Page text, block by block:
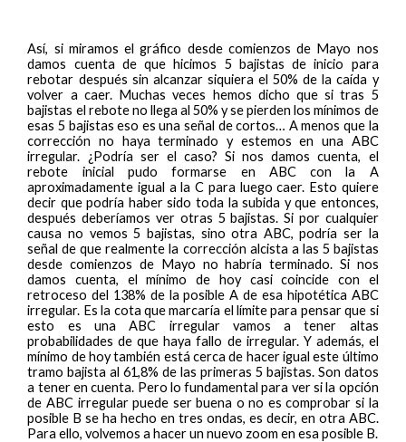
Así, si miramos el gráfico desde comienzos de Mayo nos
damos cuenta de que hicimos 5 bajistas de inicio para
rebotar después sin alcanzar siquiera el 50% de la caída y
volver a caer. Muchas veces hemos dicho que si tras 5
bajistas el rebote no llega al 50% y se pierden los mínimos de
esas 5 bajistas eso es una señal de cortos… A menos que la
corrección no haya terminado y estemos en una ABC
irregular. ¿Podría ser el caso? Si nos damos cuenta, el
rebote inicial pudo formarse en ABC con la A
aproximadamente igual a la C para luego caer. Esto quiere
decir que podría haber sido toda la subida y que entonces,
después deberíamos ver otras 5 bajistas. Si por cualquier
causa no vemos 5 bajistas, sino otra ABC, podría ser la
señal de que realmente la corrección alcista a las 5 bajistas
desde comienzos de Mayo no habría terminado. Si nos
damos cuenta, el mínimo de hoy casi coincide con el
retroceso del 138% de la posible A de esa hipotética ABC
irregular. Es la cota que marcaría el límite para pensar que si
esto es una ABC irregular vamos a tener altas
probabilidades de que haya fallo de irregular. Y además, el
mínimo de hoy también está cerca de hacer igual este último
tramo bajista al 61,8% de las primeras 5 bajistas. Son datos
a tener en cuenta. Pero lo fundamental para ver si la opción
de ABC irregular puede ser buena o no es comprobar si la
posible B se ha hecho en tres ondas, es decir, en otra ABC.
Para ello, volvemos a hacer un nuevo zoom en esa posible B.